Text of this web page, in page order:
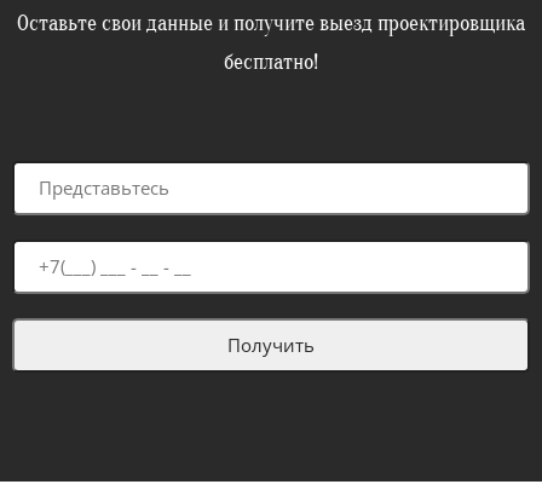
Оставьте свои данные и получите выезд проектировщика
бесплатно!